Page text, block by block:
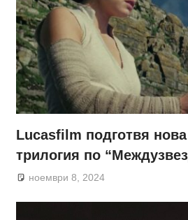
Lucasfilm подготвя
трилогия по
ноември 8, 2024